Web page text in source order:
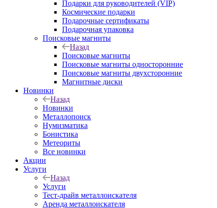
Подарки для руководителей (VIP)
Космические подарки
Подарочные сертификаты
Подарочная упаковка
Поисковые магниты
Назад
Поисковые магниты
Поисковые магниты односторонние
Поисковые магниты двухсторонние
Магнитные диски
Новинки
Назад
Новинки
Металлопоиск
Нумизматика
Бонистика
Метеориты
Все новинки
Акции
Услуги
Назад
Услуги
Тест-драйв металлоискателя
Аренда металлоискателя